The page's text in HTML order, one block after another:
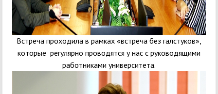
Встреча проходила в рамках «встреча без галстуков»,
которые регулярно проводятся у нас с руководящими
работниками университета.